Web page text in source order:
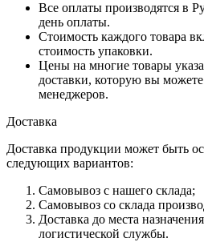
Все оплаты производятся в
день оплаты.
Стоимость каждого товара
стоимость упаковки.
Цены на многие товары
доставки, которую вы
менеджеров.
Доставка
Доставка продукции может быть
следующих вариантов:
Самовывоз с нашего склада;
Самовывоз со склада
Доставка до места
логистической службы.